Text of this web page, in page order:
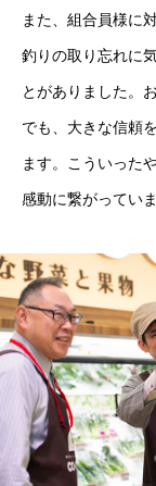
また、組合員様に
釣りの取り忘れに
とがありました。
でも、大きな信頼
ます。こういった
感動に繋がっていま